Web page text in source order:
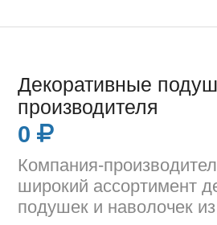
Декоративные
производителя
0
Компания-
широкий ассортимент
подушек и наволочек